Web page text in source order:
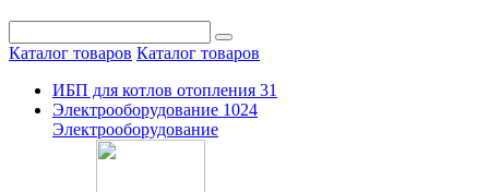
Каталог товаров Каталог товаров
ИБП для котлов отопления 31
Электрооборудование 1024
Электрооборудование